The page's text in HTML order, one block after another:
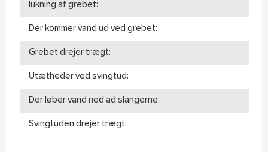
lukning af grebet:
Der kommer vand ud ved grebet:
Grebet drejer trægt:
Utætheder ved svingtud:
Der løber vand ned ad slangerne:
Svingtuden drejer trægt: